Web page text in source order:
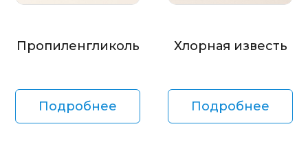
Пропиленгликоль
Подробнее
Хлорная известь
Подробнее